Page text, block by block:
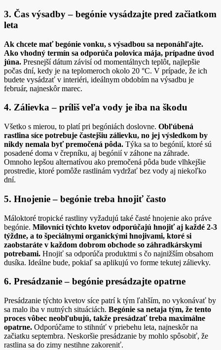
3. Čas výsadby – begónie vysádzajte pred začiatkom
leta
Ak chcete mať begónie vonku, s výsadbou sa neponáhľajte.
Ako vhodný termín sa odporúča polovica mája, prípadne úvod
júna. Presnejší dátum závisí od momentálnych teplôt, najlepšie
počas dní, kedy je na teplomeroch okolo 20 °C. V prípade, že ich
budete vysádzať v interiéri, ideálnym obdobím na výsadbu je
február, najneskôr marec.
4. Zálievka – príliš veľa vody je iba na škodu
Všetko s mierou, to platí pri begóniách doslovne. Obľúbená
rastlina síce potrebuje častejšiu zálievku, no jej výsledkom by
nikdy nemala byť premočená pôda. Týka sa to begónií, ktoré sú
posadené doma v črepníku, aj begónií v záhone na záhrade.
Omnoho lepšou alternatívou ako premočená pôda bude vlhkejšie
prostredie, ktoré pomôže rastlinám vydržať bez vody aj niekoľko
dní.
5. Hnojenie – begónie treba hnojiť často
Máloktoré tropické rastliny vyžadujú také časté hnojenie ako práve
begónie. Milovníci týchto kvetov odporúčajú hnojiť aj každé 2-3
týždne, a to špeciálnymi organickými hnojivami, ktoré si
zaobstaráte v každom dobrom obchode so záhradkárskymi
potrebami. Hnojiť sa odporúča produktmi s čo najnižším obsahom
dusíka. Ideálne bude, pokiaľ sa aplikujú vo forme tekutej zálievky.
6. Presádzanie – begónie presádzajte opatrne
Presádzanie týchto kvetov síce patrí k tým ľahším, no vykonávať by
sa malo iba v nutných situáciách. Begónie sa netaja tým, že tento
proces vôbec neobľubujú, takže presádzať treba maximálne
opatrne. Odporúčame to stihnúť v priebehu leta, najneskôr na
začiatku septembra. Neskoršie presádzanie by mohlo spôsobiť, že
rastlina sa do zimy nestihne zakoreniť.